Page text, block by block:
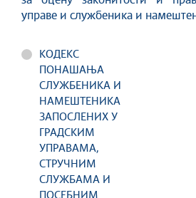
управе и службеника и
КОДЕКС
ПОНАШАЊА
СЛУЖБЕНИКА И
НАМЕШТЕНИКА
ЗАПОСЛЕНИХ У
ГРАДСКИМ
УПРАВАМА,
СТРУЧНИМ
СЛУЖБАМА И
ПОСЕБНИМ